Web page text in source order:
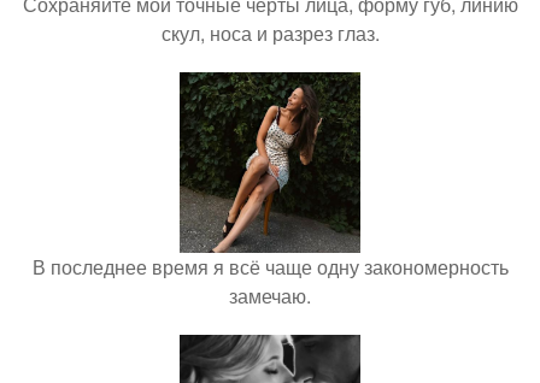
скул, носа и разрез глаз.
В последнее время я всё чаще одну закономерность
замечаю.